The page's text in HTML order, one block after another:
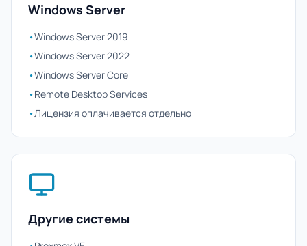
Windows Server
•Windows Server 2019
•Windows Server 2022
•Windows Server Core
•Remote Desktop Services
•Лицензия оплачивается отдельно
Другие системы